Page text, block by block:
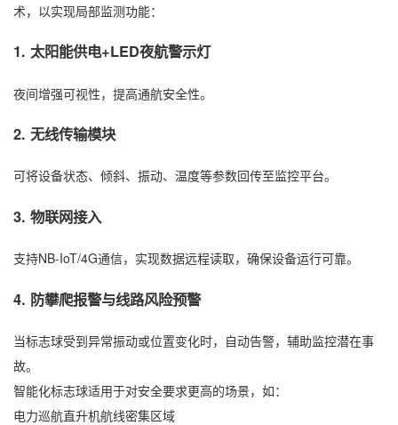
术，以实现局部监测功能：
1. 太阳能供电+LED夜航警示灯
夜间增强可视性，提高通航安全性。
2. 无线传输模块
可将设备状态、倾斜、振动、温度等参数回传至监控平台。
3. 物联网接入
支持NB-IoT/4G通信，实现数据远程读取，确保设备运行可靠。
4. 防攀爬报警与线路风险预警
当标志球受到异常振动或位置变化时，自动告警，辅助监控潜在事
故。
智能化标志球适用于对安全要求更高的场景，如：
电力巡航直升机航线密集区域